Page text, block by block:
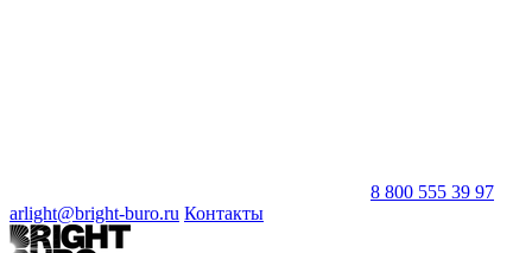
8 800 555 39 97
arlight@bright-buro.ru Контакты